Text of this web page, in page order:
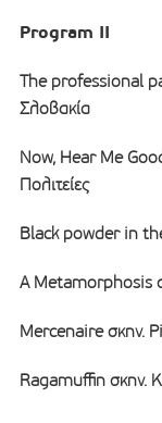
Program II
The professional
Σλοβακία
Now, Hear Me
Πολιτείες
Black powder in
A Metamorphosis
Mercenaire σκην.
Ragamuffin σκην.